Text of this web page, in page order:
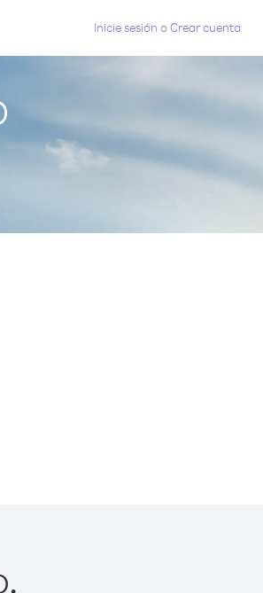
Inicie sesión oCrear cuenta